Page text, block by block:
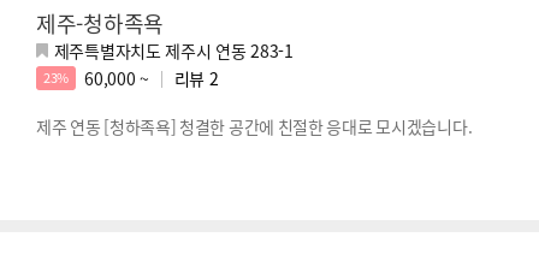
제주-청하족욕
제주특별자치도 제주시 연동 283-1
23% 60,000 ~ 리뷰 2
제주 연동 [청하족욕] 청결한 공간에 친절한 응대로 모시겠습니다.